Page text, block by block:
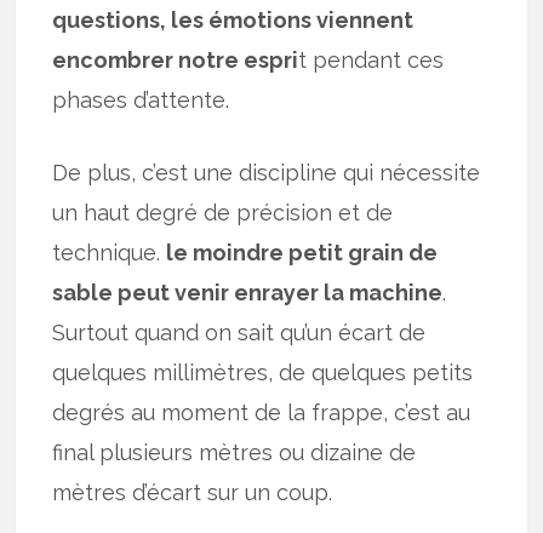
questions, les émotions viennent
encombrer notre esprit pendant ces
phases d’attente.
De plus, c’est une discipline qui nécessite
un haut degré de précision et de
technique. le moindre petit grain de
sable peut venir enrayer la machine.
Surtout quand on sait qu’un écart de
quelques millimètres, de quelques petits
degrés au moment de la frappe, c’est au
final plusieurs mètres ou dizaine de
mètres d’écart sur un coup.